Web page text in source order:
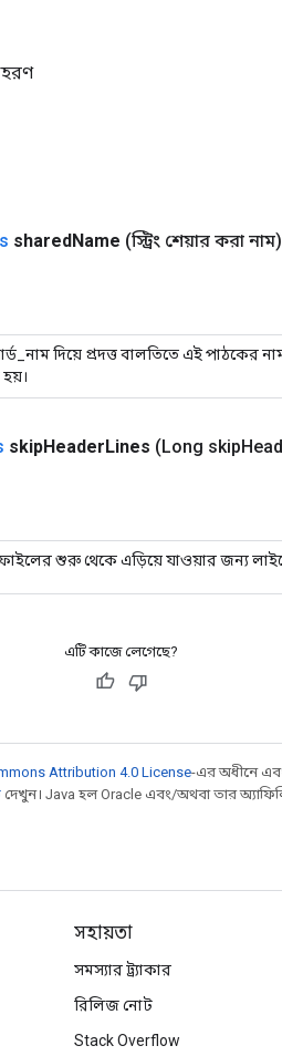
sharedName (স্ট্রিং শেয়ার করা নাম)
দিয়ে প্রদত্ত বালতিতে এই পাঠকের
skipHeaderLines (Long skip
ফাইলের শুরু থেকে এড়িয়ে যাওয়ার জন্য
এটি কাজে লেগেছে?
Attribution 4.0 License-এর অধীনে
দেখুন। Java হল Oracle এবং/অথবা তার
সহায়তা
সমস্যার ট্র্যাকার
রিলিজ নোট
Stack Overflow